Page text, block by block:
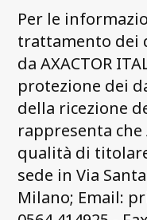
Per le
trattamento dei
da AXACTOR
protezione dei
della ricezione
rappresenta che
qualità di
sede in Via
Milano; Email: